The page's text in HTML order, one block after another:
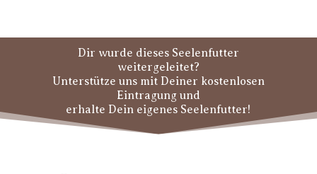
Dir wurde dieses Seelenfutter
weitergeleitet?
Unterstütze uns mit Deiner kostenlosen
Eintragung und
erhalte Dein eigenes Seelenfutter!